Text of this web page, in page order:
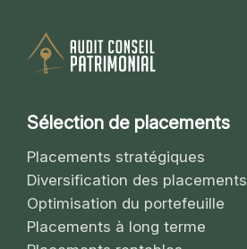
Sélection de placements
Placements stratégiques
Diversification des placements
Optimisation du portefeuille
Placements à long terme